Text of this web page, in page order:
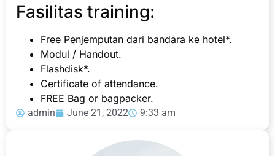
Fasilitas training:
Free Penjemputan dari bandara ke hotel*.
Modul / Handout.
Flashdisk*.
Certificate of attendance.
FREE Bag or bagpacker.
admin June 21, 2022 9:33 am